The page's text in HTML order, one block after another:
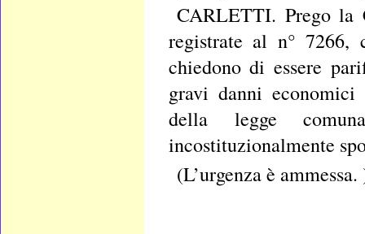
CARLETTI. Prego la
registrate al n°
chiedono di essere
gravi danni economici
della legge
incostituzionalmente
(L’urgenza è ammessa.